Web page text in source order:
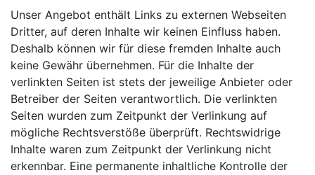
Unser Angebot enthält Links zu externen Webseiten
Dritter, auf deren Inhalte wir keinen Einfluss haben.
Deshalb können wir für diese fremden Inhalte auch
keine Gewähr übernehmen. Für die Inhalte der
verlinkten Seiten ist stets der jeweilige Anbieter oder
Betreiber der Seiten verantwortlich. Die verlinkten
Seiten wurden zum Zeitpunkt der Verlinkung auf
mögliche Rechtsverstöße überprüft. Rechtswidrige
Inhalte waren zum Zeitpunkt der Verlinkung nicht
erkennbar. Eine permanente inhaltliche Kontrolle der